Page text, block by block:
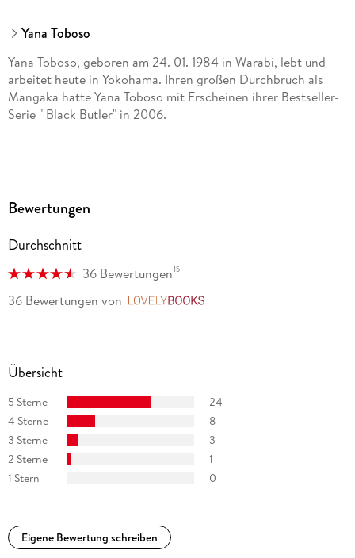
Yana Toboso
Yana Toboso, geboren am 24. 01. 1984 in Warabi, lebt und
arbeitet heute in Yokohama. Ihren großen Durchbruch als
Mangaka hatte Yana Toboso mit Erscheinen ihrer Bestseller-
Serie " Black Butler" in 2006.
Bewertungen
Durchschnitt
36 Bewertungen15
36 Bewertungen von
Übersicht
5 Sterne
24
4 Sterne
8
3 Sterne
3
2 Sterne
1
1 Stern
0
Eigene Bewertung schreiben